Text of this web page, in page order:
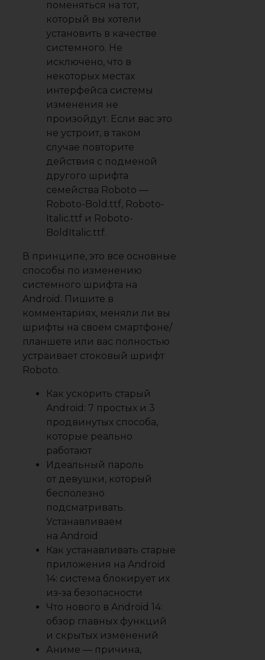
поменяться на тот,
который вы хотели
установить в качестве
системного. Не
исключено, что в
некоторых местах
интерфейса системы
изменения не
произойдут. Если вас это
не устроит, в таком
случае повторите
действия с подменой
другого шрифта
семейства Roboto —
Roboto-Bold.ttf, Roboto-
Italic.ttf и Roboto-
BoldItalic.ttf.
В принципе, это все основные
способы по изменению
системного шрифта на
Android. Пишите в
комментариях, меняли ли вы
шрифты на своем смартфоне/
планшете или вас полностью
устраивает стоковый шрифт
Roboto.
Как ускорить старый
Android: 7 простых и 3
продвинутых способа,
которые реально
работают
Идеальный пароль
от девушки, который
бесполезно
подсматривать.
Устанавливаем
на Android
Как устанавливать старые
приложения на Android
14: система блокирует их
из-за безопасности
Что нового в Android 14:
обзор главных функций
и скрытых изменений
Аниме — причина,